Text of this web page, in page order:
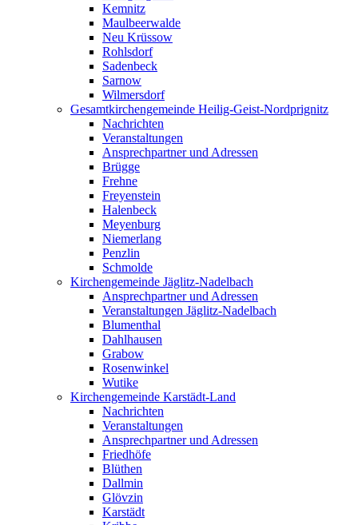
Kemnitz
Maulbeerwalde
Neu Krüssow
Rohlsdorf
Sadenbeck
Sarnow
Wilmersdorf
Gesamtkirchengemeinde Heilig-Geist-Nordprignitz
Nachrichten
Veranstaltungen
Ansprechpartner und Adressen
Brügge
Frehne
Freyenstein
Halenbeck
Meyenburg
Niemerlang
Penzlin
Schmolde
Kirchengemeinde Jäglitz-Nadelbach
Ansprechpartner und Adressen
Veranstaltungen Jäglitz-Nadelbach
Blumenthal
Dahlhausen
Grabow
Rosenwinkel
Wutike
Kirchengemeinde Karstädt-Land
Nachrichten
Veranstaltungen
Ansprechpartner und Adressen
Friedhöfe
Blüthen
Dallmin
Glövzin
Karstädt